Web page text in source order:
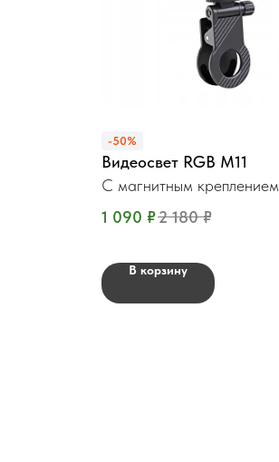
-50%
Видеосвет RGB M11
С магнитным креплением
1 090 ₽2 180 ₽
В корзину